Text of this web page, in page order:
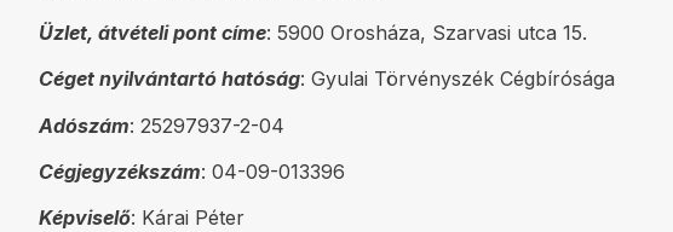
Üzlet, átvételi pont címe: 5900 Orosháza, Szarvasi utca 15.
Céget nyilvántartó hatóság: Gyulai Törvényszék Cégbírósága
Adószám: 25297937-2-04
Cégjegyzékszám: 04-09-013396
Képviselő: Kárai Péter